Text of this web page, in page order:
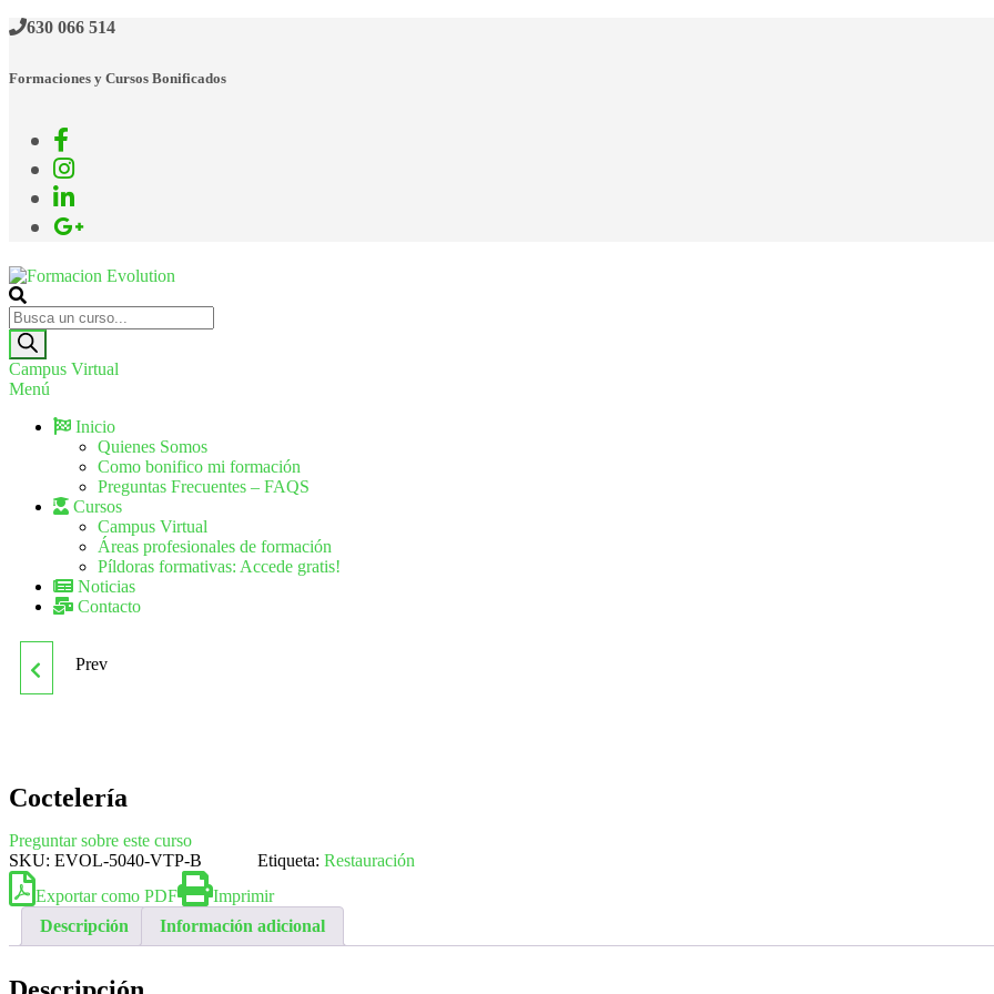
630 066 514
Formaciones y Cursos Bonificados
Formacion Evolution
Cursos de formación continua
Campus Virtual
Menú
Inicio
Quienes Somos
Como bonifico mi formación
Preguntas Frecuentes – FAQS
Cursos
Campus Virtual
Áreas profesionales de formación
Píldoras formativas: Accede gratis!
Noticias
Contacto
CAMARERO SERVICIO
Prev
Coctelería
Preguntar sobre este curso
SKU: EVOL-5040-VTP-B Etiqueta: Restauración
Exportar como PDF
Imprimir
Descripción
Información adicional